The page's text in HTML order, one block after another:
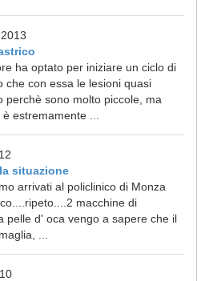
ha optato per iniziare un ciclo di
che con essa le lesioni quasi
perchè sono molto piccole, ma
estremamente ...
situazione
arrivati al policlinico di Monza
macchine di
pelle d' oca vengo a sapere che il
...